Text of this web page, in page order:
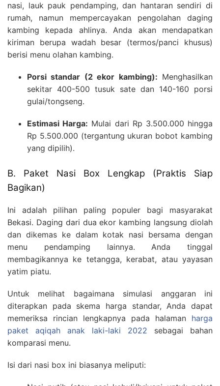
nasi, lauk pauk pendamping, dan hantaran sendiri di
rumah, namun mempercayakan pengolahan daging
kambing kepada ahlinya. Anda akan mendapatkan
kiriman berupa wadah besar (termos/panci khusus)
berisi menu olahan kambing.
Porsi standar (2 ekor kambing): Menghasilkan
sekitar 400-500 tusuk sate dan 140-160 porsi
gulai/tongseng.
Estimasi Harga: Mulai dari Rp 3.500.000 hingga
Rp 5.500.000 (tergantung ukuran bobot kambing
yang dipilih).
B. Paket Nasi Box Lengkap (Praktis Siap
Bagikan)
Ini adalah pilihan paling populer bagi masyarakat
Bekasi. Daging dari dua ekor kambing langsung diolah
dan dikemas ke dalam kotak nasi bersama dengan
menu pendamping lainnya. Anda tinggal
membagikannya ke tetangga, kerabat, atau yayasan
yatim piatu.
Untuk melihat bagaimana simulasi anggaran ini
diterapkan pada skema harga standar, Anda dapat
memeriksa rincian lengkapnya pada halaman harga
paket aqiqah anak laki-laki 2022 sebagai bahan
komparasi menu.
Isi dari nasi box ini biasanya meliputi: